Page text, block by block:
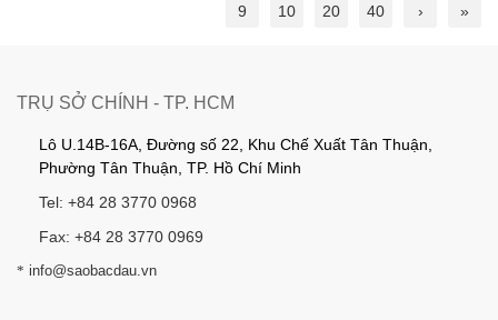
9
10 20 40 › »
TRỤ SỞ CHÍNH - TP. HCM
Lô U.14B-16A, Đường số 22, Khu Chế Xuất Tân Thuận,
Phường Tân Thuận, TP. Hồ Chí Minh
Tel: +84 28 3770 0968
Fax: +84 28 3770 0969
* info@saobacdau.vn